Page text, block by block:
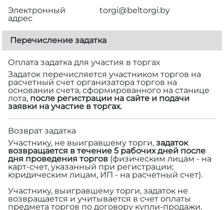
Электронный
адрес
torgi@beltorgi.by
Перечисление задатка
Оплата задатка для участия в торгах
Задаток перечисляется участником торгов на
расчетный счет организатора торгов на
основании счета, сформированного на станице
лота, после регистрации на сайте и подачи
заявки на участие в торгах.
Возврат задатка
Участнику, не выигравшему торги, задаток
возвращается в течение 5 рабочих дней после
дня проведения торгов (физическим лицам - на
карт-счет, указанный при регистрации;
юридическим лицам, ИП - на расчетный счет).
Участнику, выигравшему торги, задаток не
возвращается и учитывается в счет оплаты
предмета торгов по договору купли-продажи.